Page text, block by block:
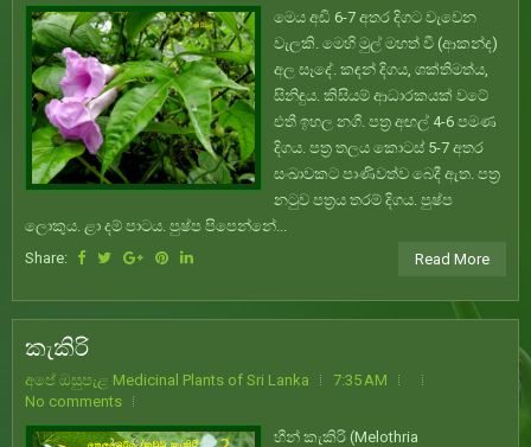
මෙය අඩි 6-7 අතර දිගට වැවෙන
වැලකි. මෙහි මුල් මහත් වී (ආකන්ද)
අල සෑදේ. කඳන් දිගය, ශක්තිමත්ය,
සිනිඳුය. කිසියම් ආධාරකයක් වටේ
එතී ඉහල නගී. පත්‍ර අඟල් 4-6 පමණ
දිගය. පත්‍ර තලය කොටස් 5-7 අතර
සංඛාවකට පාණිවත්ව බෙදී ඇත. පත්‍ර
නටුව පත්‍රය තරම් දිගය. පුෂ්ප
ලොකුය. ළා දම් පාටය. පුෂ්ප පිපෙන්නේ...
Share:
Read More
කැකිරි
අපේ ඔසුපැළ Medicinal Plants of Sri Lanka
7:35 AM
No comments
හීන් කැකිරි (Melothria